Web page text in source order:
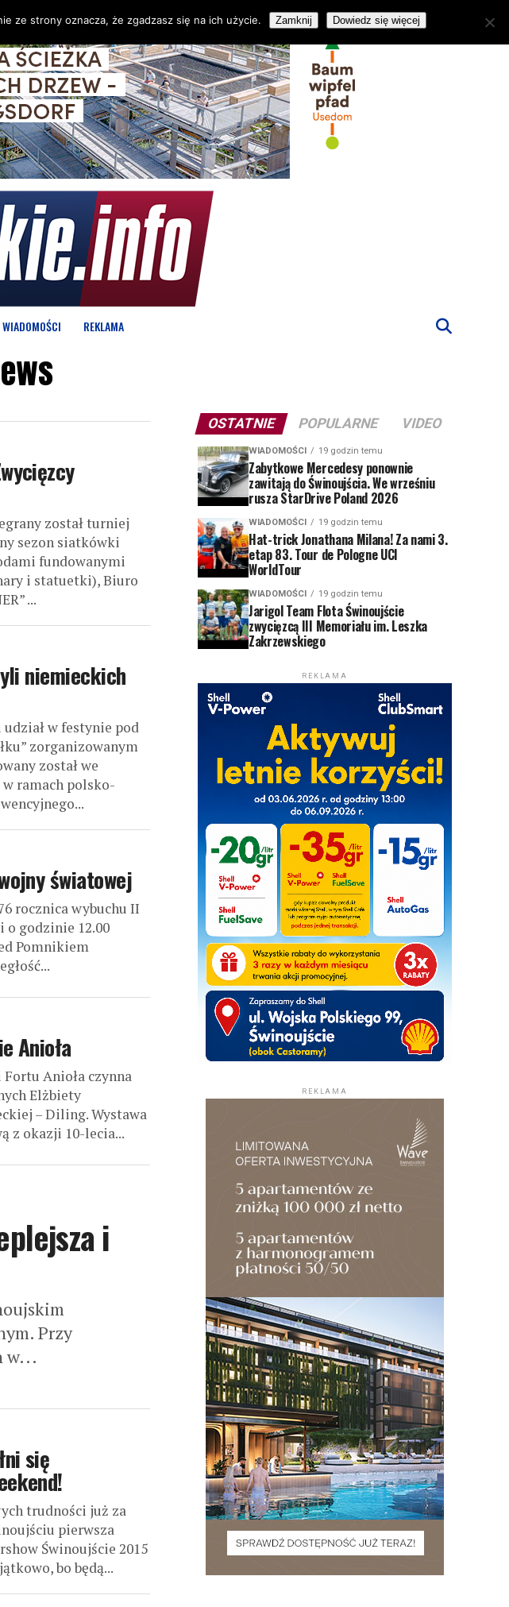
WIADOMOŚCI REKLAMA
został turniej
sezon siatkówki
fundowanymi
i statuetki), Biuro
...
niemieckich
w festynie pod
zorganizowanym
został we
ramach polsko-
światowej
rocznica wybuchu II
o godzinie 12.00
Pomnikiem
Anioła
Anioła czynna
Elżbiety
– Diling. Wystawa
z okazji 10-lecia...
i
Przy
w...
się
trudności już za
pierwsza
Świnoujście 2015
bo będą...
OSTATNIE POPULARNE VIDEO
WIADOMOŚCI 19 godzin temu
Zabytkowe Mercedesy ponownie
zawitają do Świnoujścia. We wrześniu
rusza StarDrive Poland 2026
WIADOMOŚCI 19 godzin temu
Hat-trick Jonathana Milana! Za nami 3.
etap 83. Tour de Pologne UCI
WorldTour
WIADOMOŚCI 19 godzin temu
Jarigol Team Flota Świnoujście
zwycięzcą III Memoriału im. Leszka
Zakrzewskiego
REKLAMA
REKLAMA
ze strony oznacza, że zgadzasz się na ich użycie. Zamknij Dowiedz się więcej